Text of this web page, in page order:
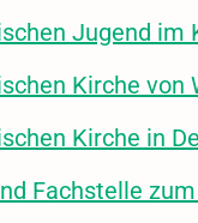
Jugend im
Kirche von
Kirche in
Fachstelle